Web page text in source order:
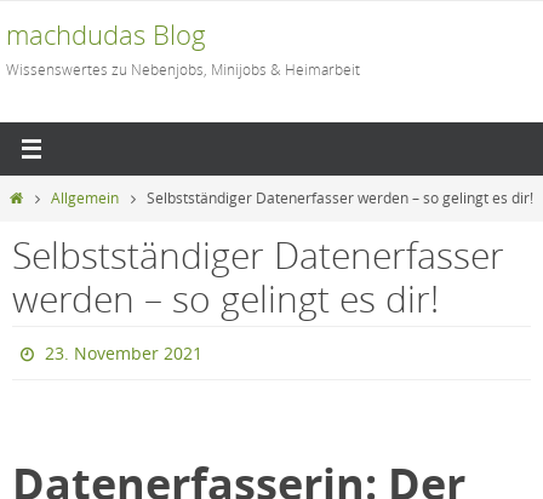
Inhalt
springen
machdudas Blog
Wissenswertes zu Nebenjobs, Minijobs & Heimarbeit
StartAllgemein Selbstständiger Datenerfasser werden – so gelingt es dir!
Selbstständiger Datenerfasser
werden – so gelingt es dir!
23. November 2021
Datenerfasserin: Der